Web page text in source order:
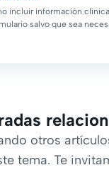
incluir información
salvo que sea
otros
tema. Te